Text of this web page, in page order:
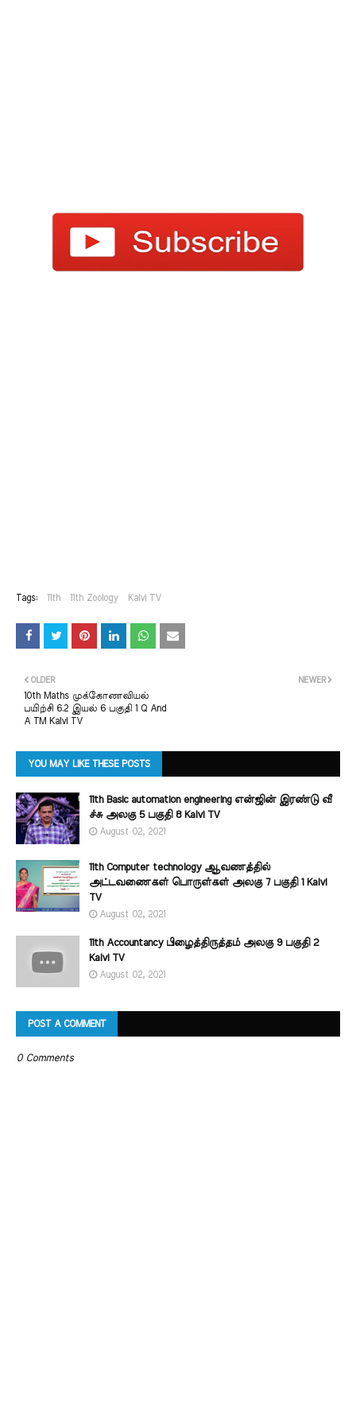
Tags: 11th 11th Zoology Kalvi TV
NEWER
OLDER
10th Maths முக்கோணவியல்
பயிற்சி 6.2 இயல் 6 பகுதி 1 Q And
A TM Kalvi TV
YOU MAY LIKE THESE POSTS
11th Basic automation engineering என்ஜின் இரண்டு வீ
ச்சு அலகு 5 பகுதி 8 Kalvi TV
August 02, 2021
11th Computer technology ஆவணத்தில்
அட்டவணைகள் பொருள்கள் அலகு 7 பகுதி 1 Kalvi
TV
August 02, 2021
11th Accountancy பிழைத்திருத்தம் அலகு 9 பகுதி 2
Kalvi TV
August 02, 2021
POST A COMMENT
0 Comments